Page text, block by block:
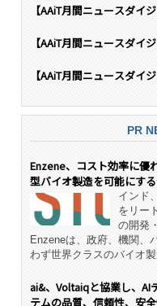
【AAiT月間ニュースダイ
【AAiT月間ニュースダイ
【AAiT月間ニュースダイ
PR
Enzene、コスト効率に優
型バイオ製造を可能にす
ト「NeX™」 をリリース
インド
をリー
の開発
Enzeneは、政府、機関、
わず世界クラスのバイオ
デル「NeX™」の立ち上
あるEnzeneX®
ai&、Voltaiqと協業し、AI
テムの品質、信頼性、安